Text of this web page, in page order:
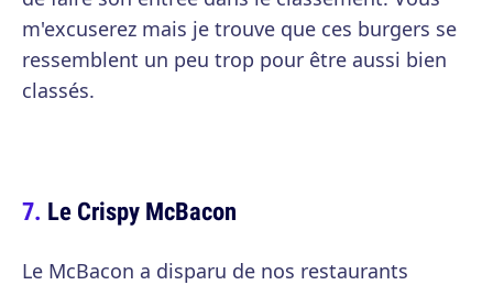
m'excuserez mais je trouve que ces burgers se
ressemblent un peu trop pour être aussi bien
classés.
Le Crispy McBacon
Le McBacon a disparu de nos restaurants